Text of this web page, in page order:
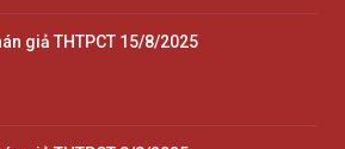
giả THTPCT 15/8/2025